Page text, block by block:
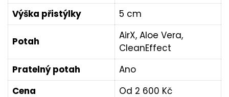
Výška přistýlky
5 cm
Potah
AirX, Aloe Vera,
CleanEffect
Pratelný potah
Ano
Cena
Od 2 600 Kč